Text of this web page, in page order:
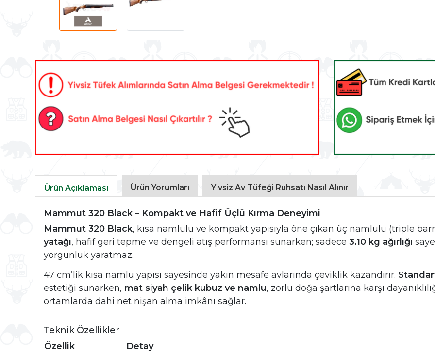
Ürün Açıklaması Ürün Yorumları Yivsiz Av Tüfeği Ruhsatı Nasıl Alınır
Mammut 320 Black – Kompakt ve Hafif Üçlü Kırma Deneyimi
Mammut 320 Black, kısa namlulu ve kompakt yapısıyla öne çıkan üç namlulu (triple
yatağı, hafif geri tepme ve dengeli atış performansı sunarken; sadece 3.10 kg ağırlığı
yorgunluk yaratmaz.
47 cm’lik kısa namlu yapısı sayesinde yakın mesafe avlarında çeviklik kazandırır.
estetiği sunarken, mat siyah çelik kubuz ve namlu, zorlu doğa şartlarına karşı
ortamlarda dahi net nişan alma imkânı sağlar.
Teknik Özellikler
Özellik
Detay